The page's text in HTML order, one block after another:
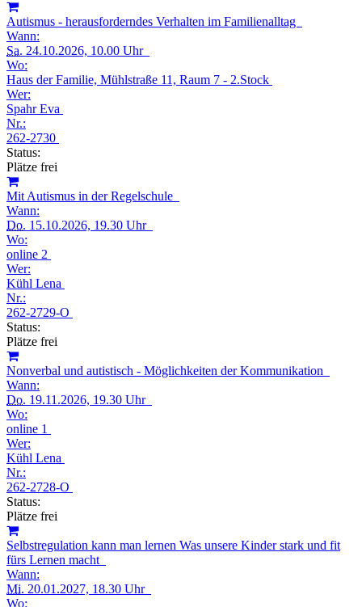
Autismus - herausforderndes Verhalten im Familienalltag
Wann:
Sa. 24.10.2026, 10.00 Uhr
Wo:
Haus der Familie, Mühlstraße 11, Raum 7 - 2.Stock
Wer:
Spahr Eva
Nr.:
262-2730
Status:
Plätze frei
Mit Autismus in der Regelschule
Wann:
Do. 15.10.2026, 19.30 Uhr
Wo:
online 2
Wer:
Kühl Lena
Nr.:
262-2729-O
Status:
Plätze frei
Nonverbal und autistisch - Möglichkeiten der Kommunikation
Wann:
Do. 19.11.2026, 19.30 Uhr
Wo:
online 1
Wer:
Kühl Lena
Nr.:
262-2728-O
Status:
Plätze frei
Selbstregulation kann man lernen Was unsere Kinder stark und fit
fürs Lernen macht
Wann:
Mi. 20.01.2027, 18.30 Uhr
Wo: